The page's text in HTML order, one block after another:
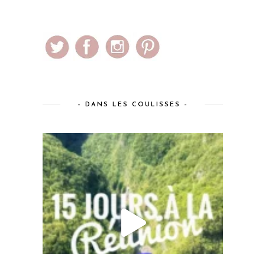
– DANS LES COULISSES –